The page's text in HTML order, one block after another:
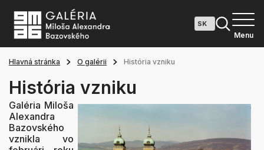
Menu
Hlavná stránka O galérii História vzniku
História vzniku
Galéria Miloša
Alexandra
Bazovského
vznikla vo